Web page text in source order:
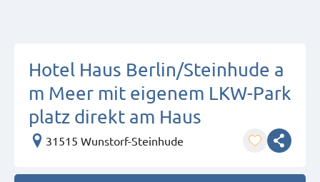
Hotel Haus Berlin/Steinhude a
m Meer mit eigenem LKW-Park
platz direkt am Haus
31515 Wunstorf-Steinhude